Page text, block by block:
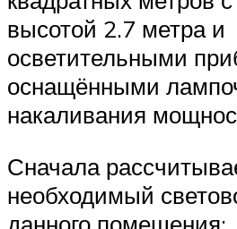
высотой 2.7 метра и
осветительными
оснащёнными
накаливания
Сначала
необходимый